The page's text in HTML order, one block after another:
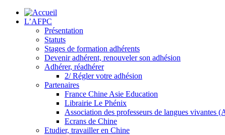
L’AFPC
Présentation
Statuts
Stages de formation adhérents
Devenir adhérent, renouveler son adhésion
Adhérer, réadhérer
2/ Régler votre adhésion
Partenaires
France Chine Asie Education
Librairie Le Phénix
Association des professeurs de langues vivantes
Ecrans de Chine
Etudier, travailler en Chine